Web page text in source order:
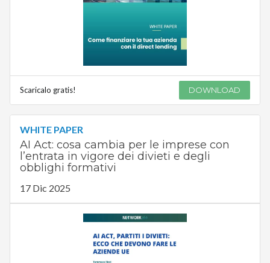
Scaricalo gratis! DOWNLOAD
WHITE PAPER
AI Act: cosa cambia per le imprese con
l’entrata in vigore dei divieti e degli
obblighi formativi
17 Dic 2025